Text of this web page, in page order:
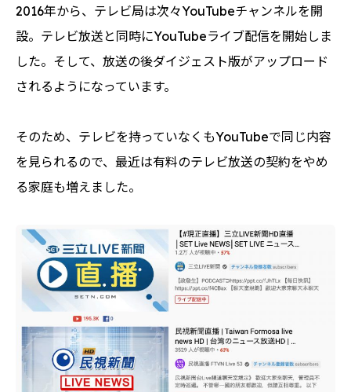
2016年から、テレビ局は次々YouTubeチャンネルを開
設。テレビ放送と同時にYouTubeライブ配信を開始しま
した。そして、放送の後ダイジェスト版がアップロード
されるようになっています。
そのため、テレビを持っていなくもYouTubeで同じ内容
を見られるので、最近は有料のテレビ放送の契約をやめ
る家庭も増えました。